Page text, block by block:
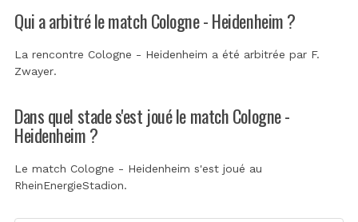
Qui a arbitré le match Cologne - Heidenheim ?
La rencontre Cologne - Heidenheim a été arbitrée par F.
Zwayer.
Dans quel stade s'est joué le match Cologne -
Heidenheim ?
Le match Cologne - Heidenheim s'est joué au
RheinEnergieStadion.